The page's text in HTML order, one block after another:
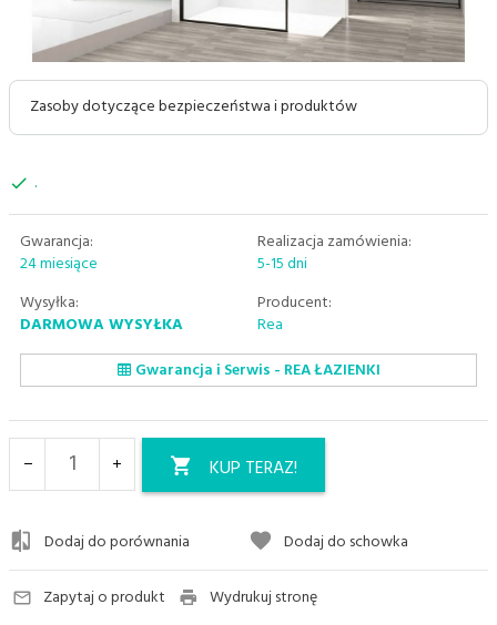
Zasoby dotyczące bezpieczeństwa i produktów
.
Gwarancja:
24 miesiące
Realizacja zamówienia:
5-15 dni
Wysyłka:
DARMOWA WYSYŁKA
Producent:
Rea
Gwarancja i Serwis - REA ŁAZIENKI
KUP TERAZ!
Dodaj do porównania Dodaj do schowka
Zapytaj o produkt Wydrukuj stronę